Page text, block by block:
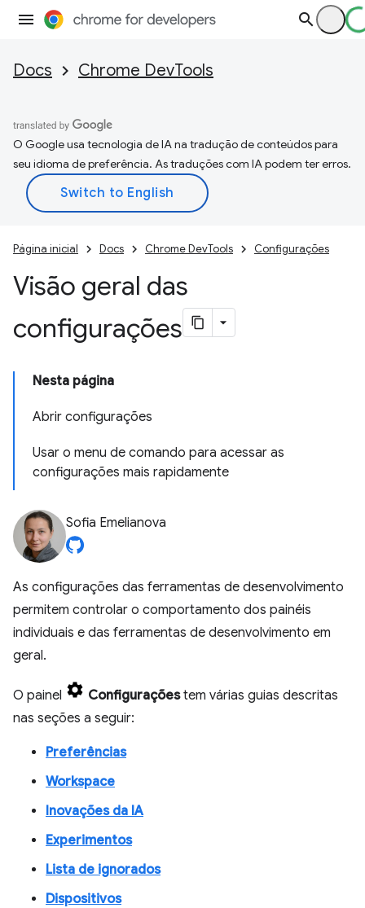
Docs Chrome DevTools
O Google usa tecnologia de IA na tradução de conteúdos para
seu idioma de preferência. As traduções com IA podem ter erros.
Página inicial Docs Chrome DevTools Configurações
Visão geral das
configurações
Nesta página
Abrir configurações
Usar o menu de comando para acessar as
configurações mais rapidamente
Sofia Emelianova
As configurações das ferramentas de desenvolvimento
permitem controlar o comportamento dos painéis
individuais e das ferramentas de desenvolvimento em
geral.
O painel Configuraçõestem várias guias descritas
nas seções a seguir:
Preferências
Workspace
Inovações da IA
Experimentos
Lista de ignorados
Dispositivos